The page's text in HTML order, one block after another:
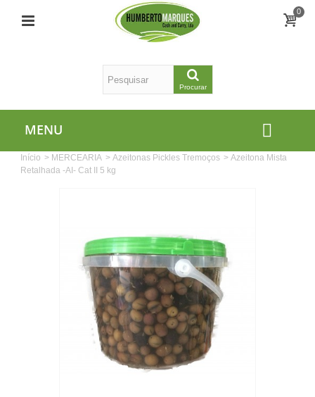
0
Procurar
MENU
Início > MERCEARIA > Azeitonas Pickles Tremoços > Azeitona Mista
Retalhada -AI- Cat II 5 kg